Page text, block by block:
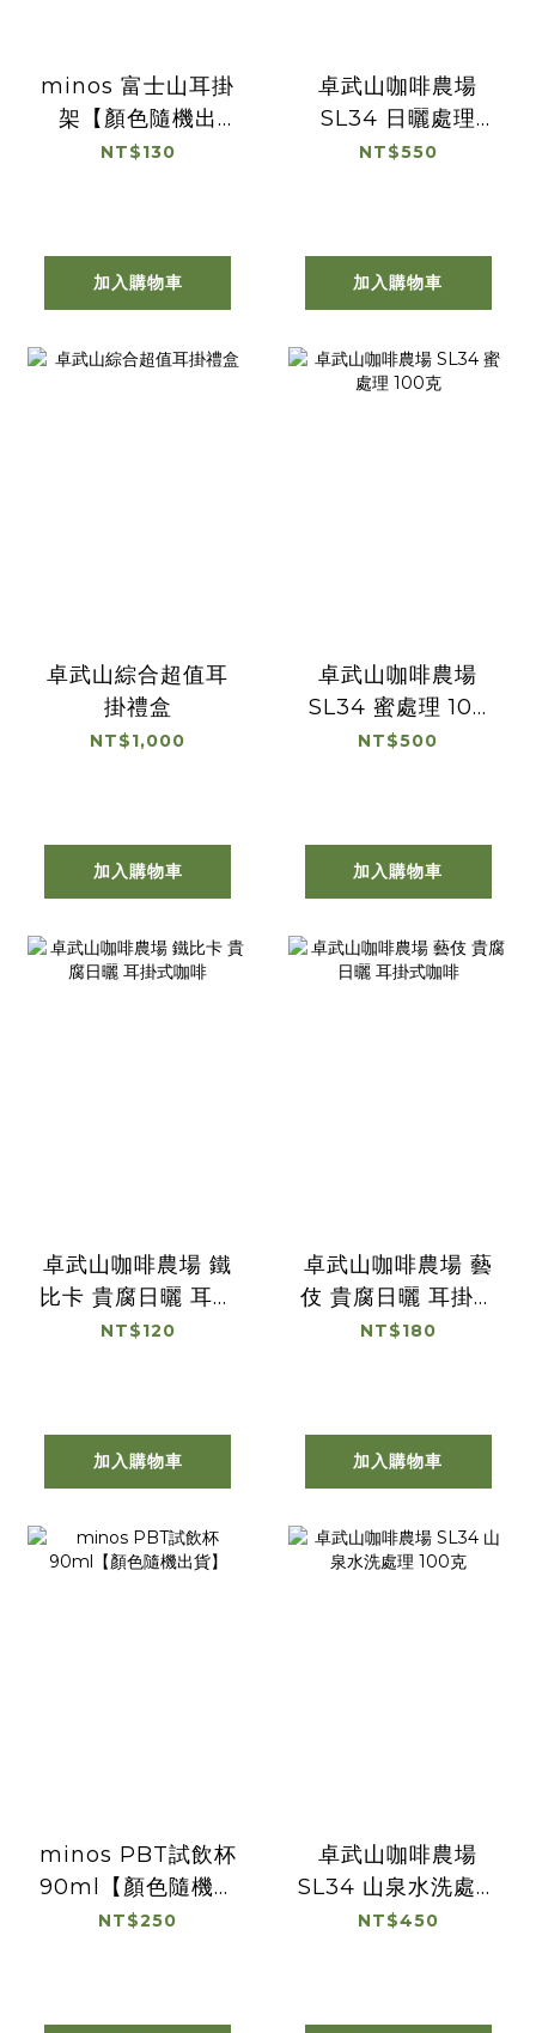
minos 富士山耳掛
架【顏色隨機出
貨】
NT$130
加入購物車
卓武山咖啡農場
SL34 日曬處理
100克
NT$550
加入購物車
卓武山綜合超值耳
掛禮盒
NT$1,000
加入購物車
卓武山咖啡農場
SL34 蜜處理 100
克
NT$500
加入購物車
卓武山咖啡農場 鐵
比卡 貴腐日曬 耳掛
式咖啡
NT$120
加入購物車
卓武山咖啡農場 藝
伎 貴腐日曬 耳掛式
咖啡
NT$180
加入購物車
minos PBT試飲杯
90ml【顏色隨機出
貨】
NT$250
卓武山咖啡農場
SL34 山泉水洗處理
100克
NT$450